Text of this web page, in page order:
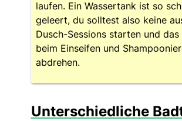
laufen. Ein Wassertank ist so
geleert, du solltest also keine
Dusch-Sessions starten und das
beim Einseifen und
abdrehen.
Unterschiedliche